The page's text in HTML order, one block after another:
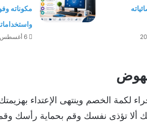
مكوناته
6 أغسطس، 2026
لكمة الخصم وينتهى الإعتداء
ألا تؤذى نفسك وقم بحماية رأسك